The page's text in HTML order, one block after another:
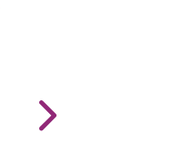
eines